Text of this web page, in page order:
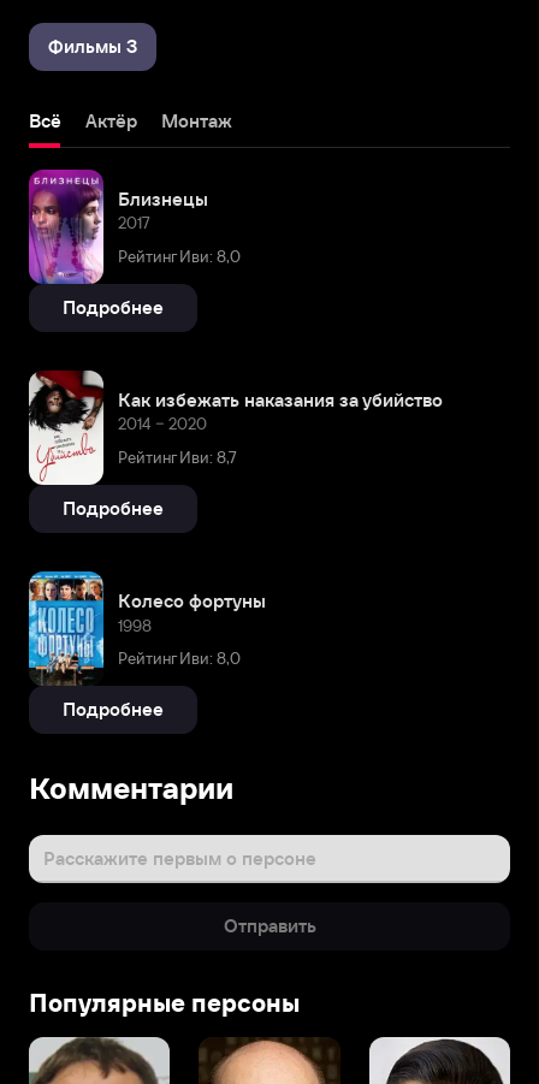
Фильмы 3
Всё Актёр Монтаж
Близнецы
2017
Рейтинг Иви: 8,0
Подробнее
Как избежать наказания за убийство
2014 – 2020
Рейтинг Иви: 8,7
Подробнее
Колесо фортуны
1998
Рейтинг Иви: 8,0
Подробнее
Комментарии
Расскажите первым о персоне
Отправить
Популярные персоны